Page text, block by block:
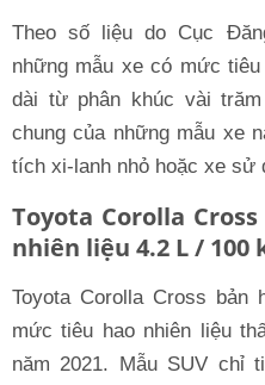
Theo số liệu do Cục
những mẫu xe có mức
dài từ phân khúc vài
chung của những mẫu xe
tích xi-lanh nhỏ hoặc xe sử
Toyota Corolla
nhiên liệu 4.2 L / 100
Toyota Corolla Cross
mức tiêu hao nhiên liệu
năm 2021. Mẫu SUV chỉ